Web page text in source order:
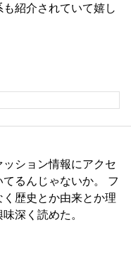
紹介されていて嬉し
ション情報にアクセ
るんじゃないか。 フ
歴史とか由来とか理
深く読めた。